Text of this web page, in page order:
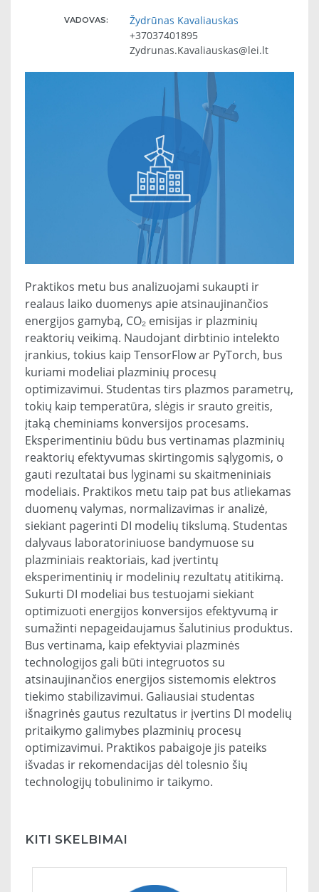
VADOVAS:
Žydrūnas Kavaliauskas
+37037401895
Zydrunas.Kavaliauskas@lei.lt
Praktikos metu bus analizuojami sukaupti ir
realaus laiko duomenys apie atsinaujinančios
energijos gamybą, CO₂ emisijas ir plazminių
reaktorių veikimą. Naudojant dirbtinio intelekto
įrankius, tokius kaip TensorFlow ar PyTorch, bus
kuriami modeliai plazminių procesų
optimizavimui. Studentas tirs plazmos parametrų,
tokių kaip temperatūra, slėgis ir srauto greitis,
įtaką cheminiams konversijos procesams.
Eksperimentiniu būdu bus vertinamas plazminių
reaktorių efektyvumas skirtingomis sąlygomis, o
gauti rezultatai bus lyginami su skaitmeniniais
modeliais. Praktikos metu taip pat bus atliekamas
duomenų valymas, normalizavimas ir analizė,
siekiant pagerinti DI modelių tikslumą. Studentas
dalyvaus laboratoriniuose bandymuose su
plazminiais reaktoriais, kad įvertintų
eksperimentinių ir modelinių rezultatų atitikimą.
Sukurti DI modeliai bus testuojami siekiant
optimizuoti energijos konversijos efektyvumą ir
sumažinti nepageidaujamus šalutinius produktus.
Bus vertinama, kaip efektyviai plazminės
technologijos gali būti integruotos su
atsinaujinančios energijos sistemomis elektros
tiekimo stabilizavimui. Galiausiai studentas
išnagrinės gautus rezultatus ir įvertins DI modelių
pritaikymo galimybes plazminių procesų
optimizavimui. Praktikos pabaigoje jis pateiks
išvadas ir rekomendacijas dėl tolesnio šių
technologijų tobulinimo ir taikymo.
KITI SKELBIMAI